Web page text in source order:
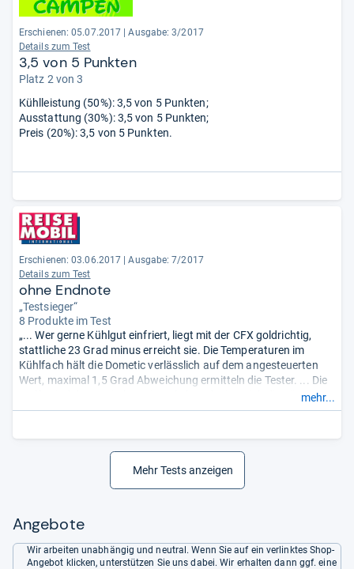
Erschienen: 05.07.2017
Ausgabe: 3/2017
Details zum Test
3,5 von 5 Punkten
Platz 2 von 3
Kühlleistung (50%): 3,5 von 5 Punkten;
Ausstattung (30%): 3,5 von 5 Punkten;
Preis (20%): 3,5 von 5 Punkten.
Erschienen: 03.06.2017
Ausgabe: 7/2017
Details zum Test
ohne Endnote
„Testsieger“
8 Produkte im Test
„... Wer gerne Kühlgut einfriert, liegt mit der CFX goldrichtig,
stattliche 23 Grad minus erreicht sie. Die Temperaturen im
Kühlfach hält die Dometic verlässlich auf dem angesteuerten
Wert, maximal 1,5 Grad Abweichung ermitteln die Tester. ... Die
Griffe sind demontierbar, einmal ab, reduziert sich die Länge um
80 Millimeter. Per optionalem Montage-Set lässt sich die Box
mehr...
Mehr Tests anzeigen
Angebote
Wir arbeiten unabhängig und neutral. Wenn Sie auf ein verlinktes Shop-
Angebot klicken, unterstützen Sie uns dabei. Wir erhalten dann ggf. eine